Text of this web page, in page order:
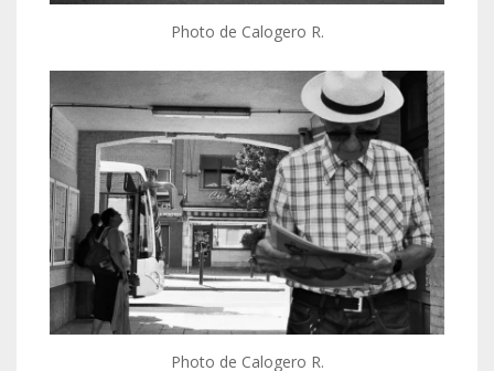
Photo de Calogero R.
Photo de Calogero R.